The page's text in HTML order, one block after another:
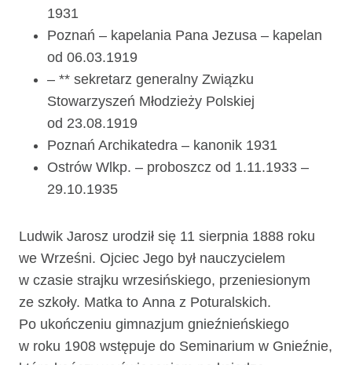
1931
Poznań – kapelania Pana Jezusa – kapelan
od 06.03.1919
– ** sekretarz generalny Związku
Stowarzyszeń Młodzieży Polskiej
od 23.08.1919
Poznań Archikatedra – kanonik 1931
Ostrów Wlkp. – proboszcz od 1.11.1933 –
29.10.1935
Ludwik Jarosz urodził się 11 sierpnia 1888 roku
we Wrześni. Ojciec Jego był nauczycielem
w czasie strajku wrzesińskiego, przeniesionym
ze szkoły. Matka to Anna z Poturalskich.
Po ukończeniu gimnazjum gnieźnieńskiego
w roku 1908 wstępuje do Seminarium w Gnieźnie,